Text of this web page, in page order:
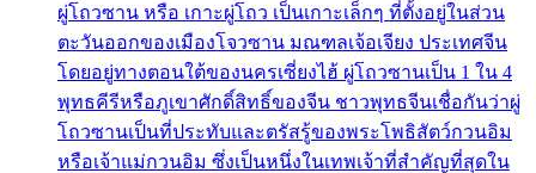
ผู่โถวซาน หรือ เกาะผู่โถว เป็นเกาะเล็กๆ ที่ตั้งอยู่ในส่วน
ตะวันออกของเมืองโจวซาน มณฑลเจ้อเจียง ประเทศจีน
โดยอยู่ทางตอนใต้ของนครเซี่ยงไฮ้ ผู่โถวซานเป็น 1 ใน 4
พุทธคีรีหรือภูเขาศักดิ์สิทธิ์ของจีน ชาวพุทธจีนเชื่อกันว่าผู่
โถวซานเป็นที่ประทับและตรัสรู้ของพระโพธิสัตว์กวนอิม
หรือเจ้าแม่กวนอิม ซึ่งเป็นหนึ่งในเทพเจ้าที่สำคัญที่สุดใน